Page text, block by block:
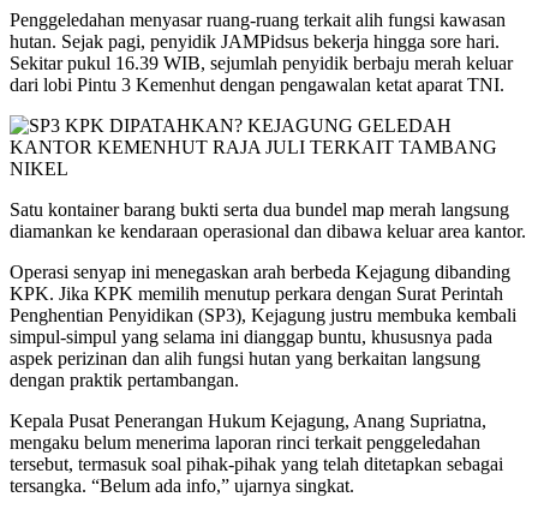
Penggeledahan menyasar ruang-ruang terkait alih fungsi kawasan
hutan. Sejak pagi, penyidik JAMPidsus bekerja hingga sore hari.
Sekitar pukul 16.39 WIB, sejumlah penyidik berbaju merah keluar
dari lobi Pintu 3 Kemenhut dengan pengawalan ketat aparat TNI.
Satu kontainer barang bukti serta dua bundel map merah langsung
diamankan ke kendaraan operasional dan dibawa keluar area kantor.
Operasi senyap ini menegaskan arah berbeda Kejagung dibanding
KPK. Jika KPK memilih menutup perkara dengan Surat Perintah
Penghentian Penyidikan (SP3), Kejagung justru membuka kembali
simpul-simpul yang selama ini dianggap buntu, khususnya pada
aspek perizinan dan alih fungsi hutan yang berkaitan langsung
dengan praktik pertambangan.
Kepala Pusat Penerangan Hukum Kejagung, Anang Supriatna,
mengaku belum menerima laporan rinci terkait penggeledahan
tersebut, termasuk soal pihak-pihak yang telah ditetapkan sebagai
tersangka. “Belum ada info,” ujarnya singkat.